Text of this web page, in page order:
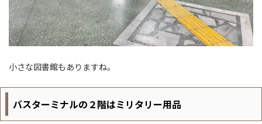
小さな図書館もありますね。
バスターミナルの２階はミリタリー用品